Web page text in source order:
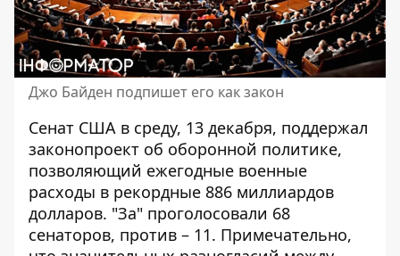
Джо Байден подпишет его как закон
Сенат США в среду, 13 декабря, поддержал
законопроект об оборонной политике,
позволяющий ежегодные военные
расходы в рекордные 886 миллиардов
долларов. "За" проголосовали 68
сенаторов, против – 11. Примечательно,